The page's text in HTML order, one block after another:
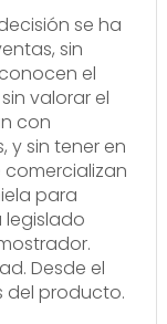
se ha
sin
el
valorar el
con
y sin tener en
para
legislado
Desde el
del producto.